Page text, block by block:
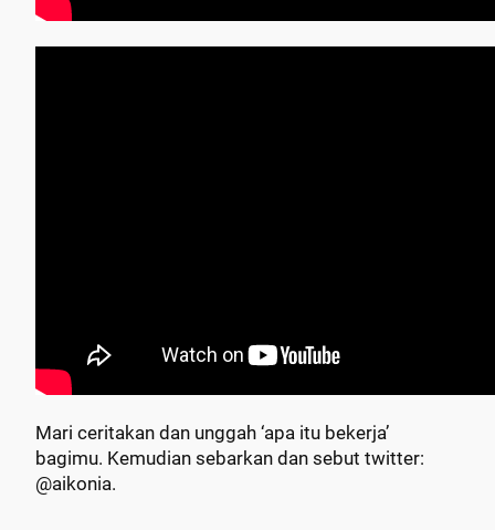
Mari ceritakan dan unggah ‘apa itu bekerja’
bagimu. Kemudian sebarkan dan sebut twitter:
@aikonia.